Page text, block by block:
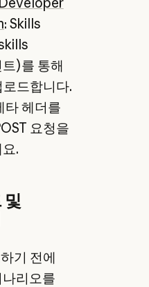
: Skills
)를 통해
드합니다.
타 헤더를
요청을
.
및
기 전에
리오를